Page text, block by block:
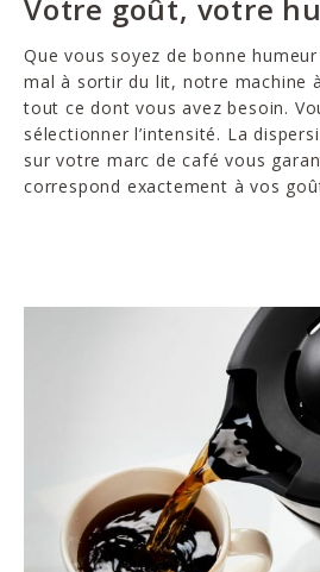
Votre goût, votre
Que vous soyez de bonne
mal à sortir du lit, notre machine
tout ce dont vous avez besoin.
sélectionner l’intensité. La
sur votre marc de café vous
correspond exactement à vos